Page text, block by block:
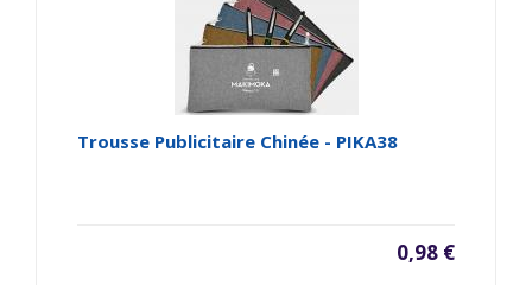
Trousse Publicitaire Chinée - PIKA38
0,98 €